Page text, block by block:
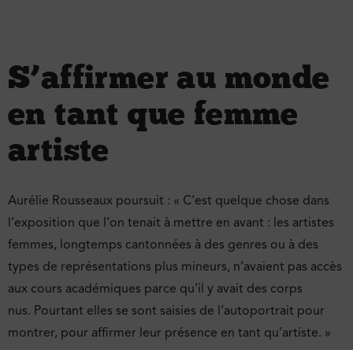
S’affirmer au monde
en tant que femme
artiste
Aurélie Rousseaux poursuit : « C’est quelque chose dans
l’exposition que l’on tenait à mettre en avant : les artistes
femmes, longtemps cantonnées à des genres ou à des
types de représentations plus mineurs, n’avaient pas accès
aux cours académiques parce qu’il y avait des corps
nus. Pourtant elles se sont saisies de l’autoportrait pour
montrer, pour affirmer leur présence en tant qu’artiste. »